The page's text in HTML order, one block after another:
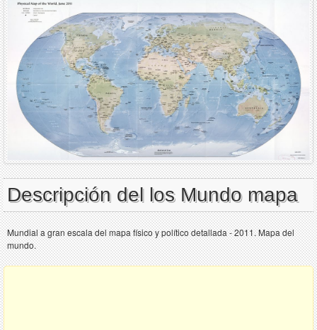
Descripción del los Mundo mapa
Mundial a gran escala del mapa físico y político detallada - 2011. Mapa del
mundo.